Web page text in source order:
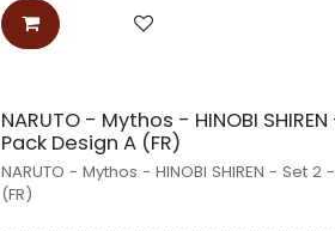
NARUTO - Mythos - HINOBI
Pack Design A (FR)
NARUTO - Mythos - HINOBI SHIREN - Set
(FR)